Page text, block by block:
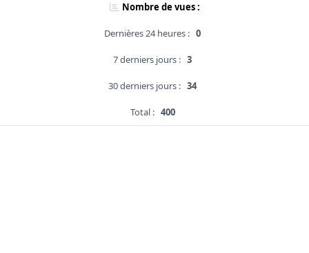
Nombre de vues :
Dernières 24 heures : 0
7 derniers jours : 3
30 derniers jours : 34
Total : 400